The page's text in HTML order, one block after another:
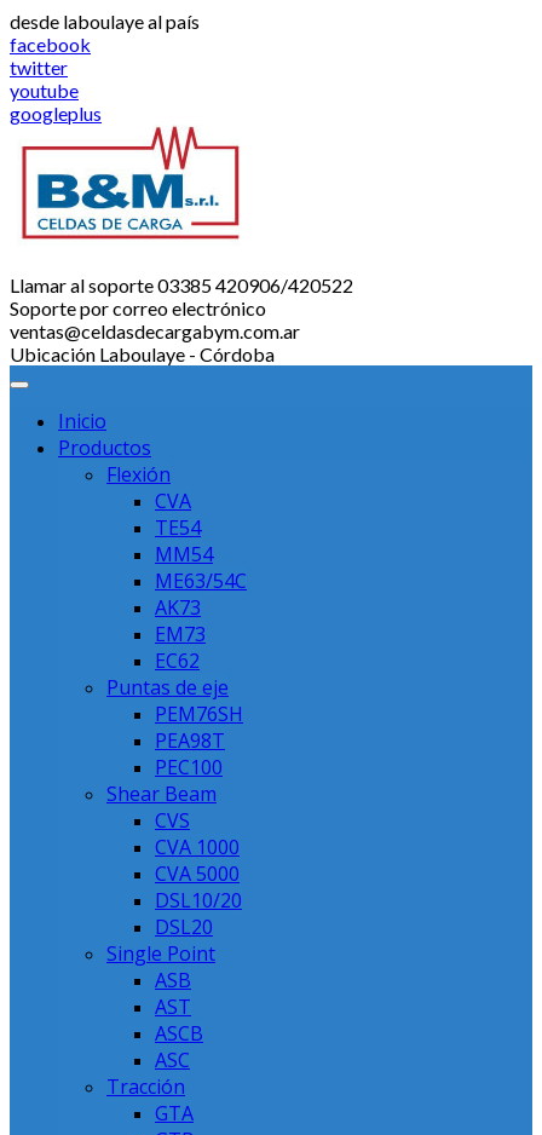
Saltar
al
contenido
desde laboulaye al país
facebook
twitter
youtube
googleplus
Llamar al soporte03385 420906/420522
Soporte por correo electrónico
ventas@celdasdecargabym.com.ar
Ubicación Laboulaye - Córdoba
Inicio
Productos
Flexión
CVA
TE54
MM54
ME63/54C
AK73
EM73
EC62
Puntas de eje
PEM76SH
PEA98T
PEC100
Shear Beam
CVS
CVA 1000
CVA 5000
DSL10/20
DSL20
Single Point
ASB
AST
ASCB
ASC
Tracción
GTA